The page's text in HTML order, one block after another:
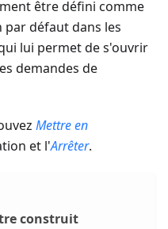
être défini comme
défaut dans les
lui permet de s'ouvrir
demandes de
Mettre en
et l'Arrêter.
construit